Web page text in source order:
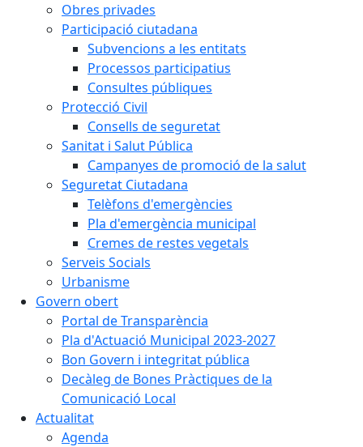
Obres privades
Participació ciutadana
Subvencions a les entitats
Processos participatius
Consultes públiques
Protecció Civil
Consells de seguretat
Sanitat i Salut Pública
Campanyes de promoció de la salut
Seguretat Ciutadana
Telèfons d'emergències
Pla d'emergència municipal
Cremes de restes vegetals
Serveis Socials
Urbanisme
Govern obert
Portal de Transparència
Pla d'Actuació Municipal 2023-2027
Bon Govern i integritat pública
Decàleg de Bones Pràctiques de la
Comunicació Local
Actualitat
Agenda